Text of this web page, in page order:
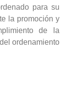
para su
la promoción y
de la
ordenamiento